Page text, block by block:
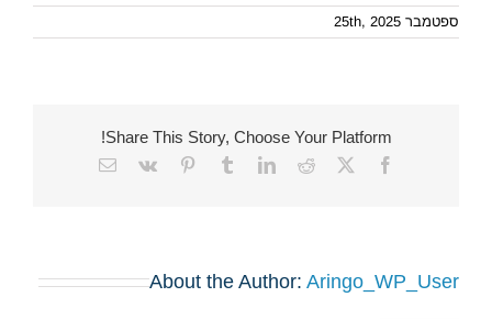
ספטמבר 25th, 2025
Share This Story, Choose Your Platform!
Facebook
X
Reddit
LinkedIn
Tumblr
Pinterest
Vk
Email
About the Author: Aringo_WP_User